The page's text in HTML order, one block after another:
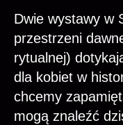
Dwie wystawy w
przestrzeni
rytualnej)
dla kobiet w
chcemy
mogą znaleźć